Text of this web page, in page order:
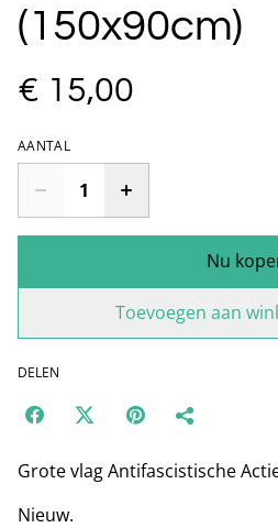
(150x90cm)
€ 15,00
AANTAL
Nu
Toevoegen aan
DELEN
Grote vlag Antifascistische
Nieuw.